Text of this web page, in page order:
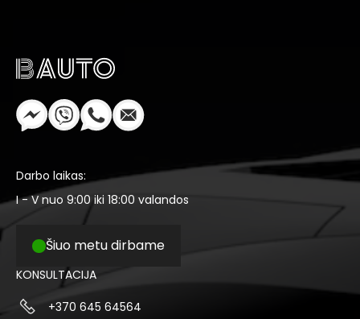
Darbo laikas:
I - V nuo 9:00 iki 18:00 valandos
Šiuo metu dirbame
KONSULTACIJA
+370 645 64564